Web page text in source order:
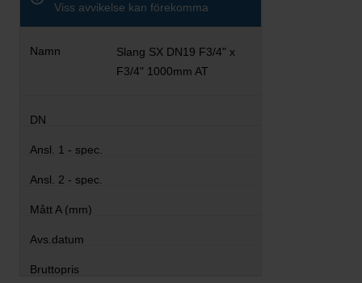
Viss avvikelse kan förekomma
Slang SX DN19 F3/4" x
F3/4" 1000mm AT